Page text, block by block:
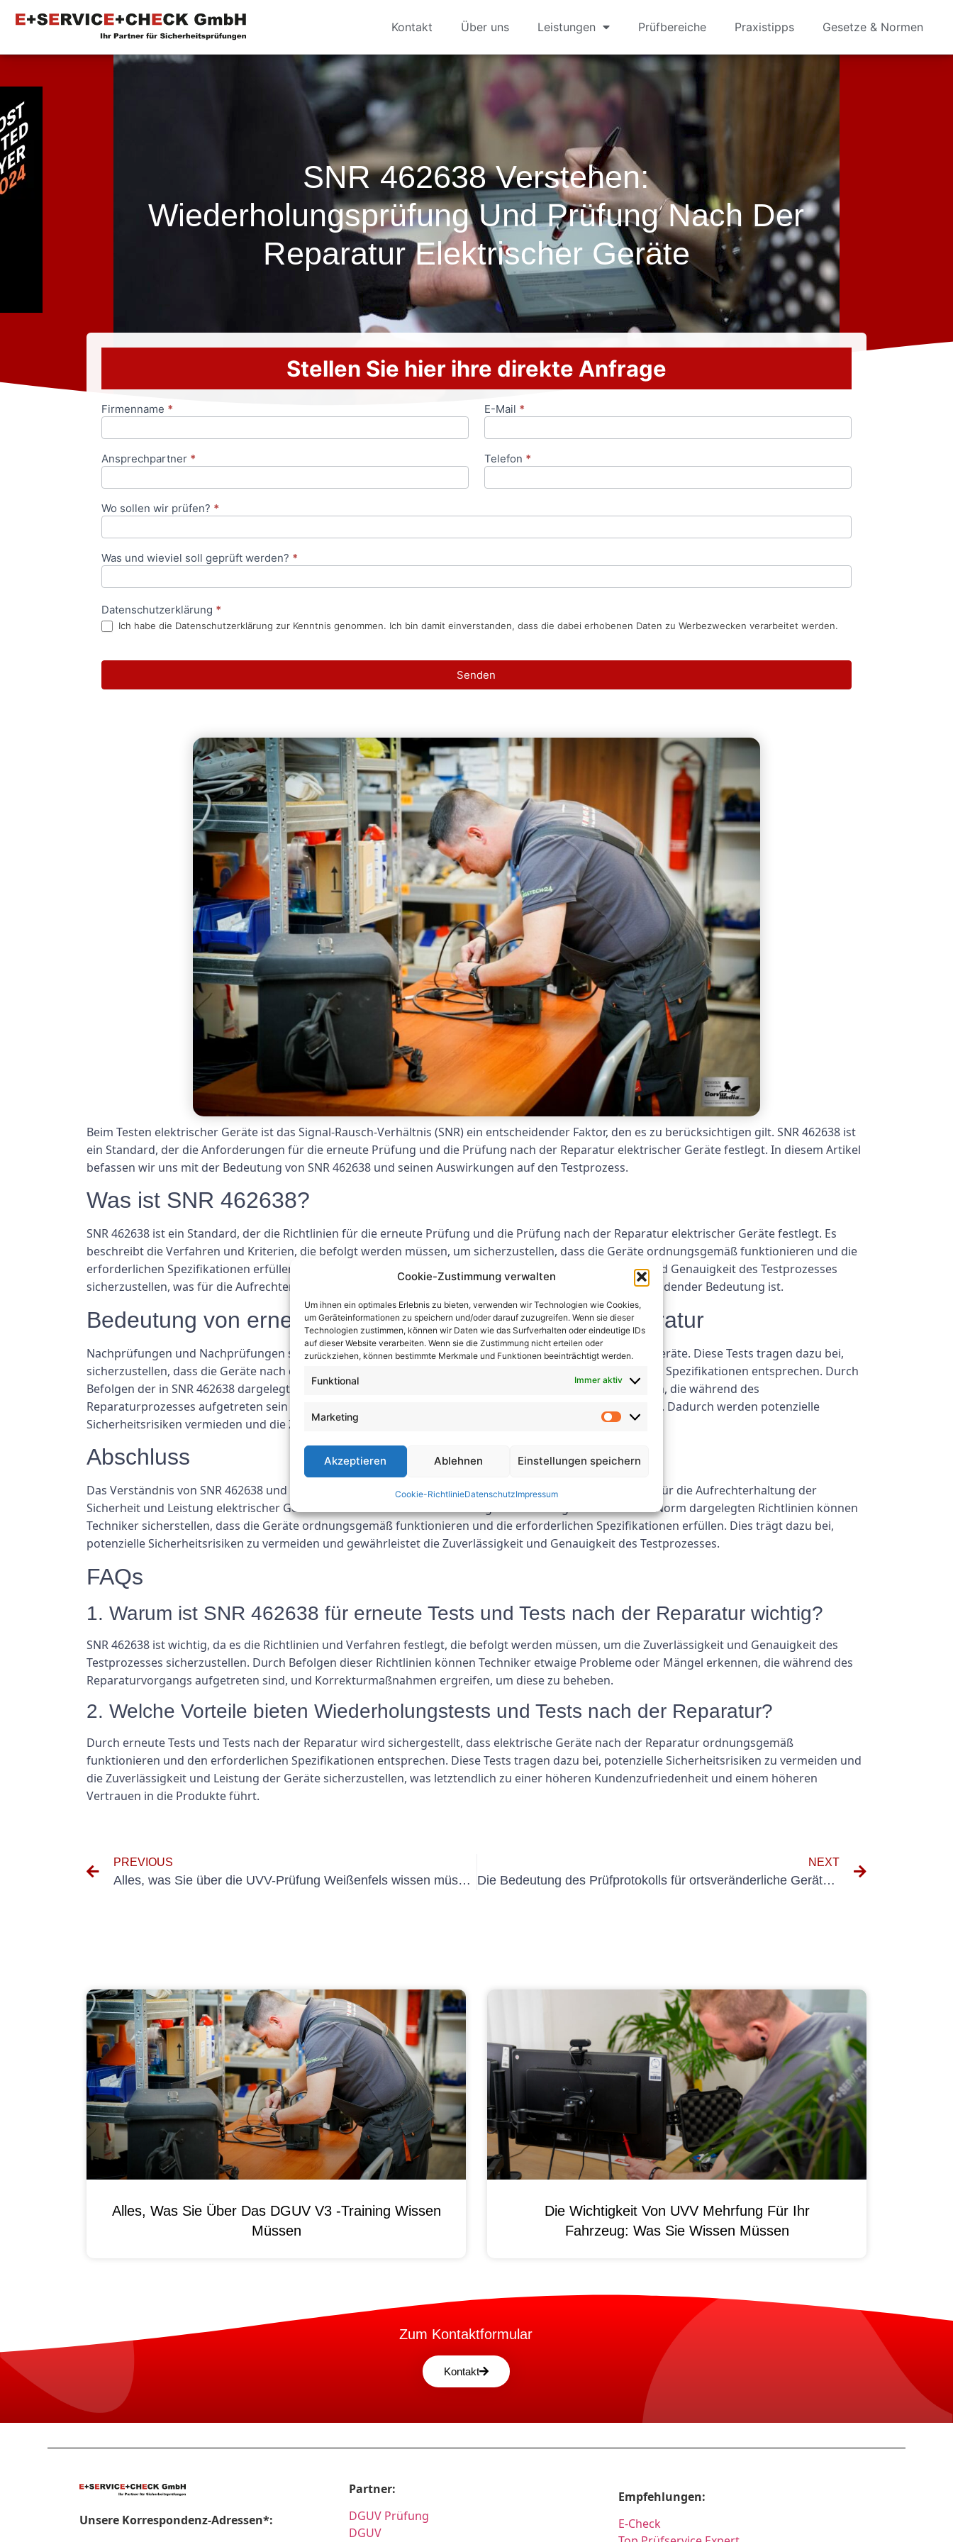
Cookie-Zustimmung verwalten
Um ihnen ein optimales Erlebnis zu bieten, verwenden wir Technologien wie Cookies,
um Geräteinformationen zu speichern und/oder darauf zuzugreifen. Wenn sie dieser
Technologien zustimmen, können wir Daten wie das Surfverhalten oder eindeutige IDs
auf dieser Website verarbeiten. Wenn sie die Zustimmung nicht erteilen oder
zurückziehen, können bestimmte Merkmale und Funktionen beeinträchtigt werden.
Funktional Immer aktiv
Marketing
Akzeptieren Ablehnen Einstellungen speichern
Cookie-RichtlinieDatenschutzImpressum
Kontakt Über uns Leistungen Prüfbereiche Praxistipps Gesetze & Normen
SNR 462638 Verstehen:
Wiederholungsprüfung Und Prüfung Nach Der
Reparatur Elektrischer Geräte
Stellen Sie hier ihre direkte Anfrage
Anfrageformular
Firmenname * E-Mail *
Ansprechpartner * Telefon *
Wo sollen wir prüfen? *
Was und wieviel soll geprüft werden? *
Datenschutzerklärung *
Ich habe die Datenschutzerklärung zur Kenntnis genommen. Ich bin damit einverstanden, dass die dabei erhobenen Daten zu Werbezwecken verarbeitet werden.
Senden
Beim Testen elektrischer Geräte ist das Signal-Rausch-Verhältnis (SNR) ein entscheidender Faktor, den es zu berücksichtigen gilt. SNR 462638 ist
ein Standard, der die Anforderungen für die erneute Prüfung und die Prüfung nach der Reparatur elektrischer Geräte festlegt. In diesem Artikel
befassen wir uns mit der Bedeutung von SNR 462638 und seinen Auswirkungen auf den Testprozess.
Was ist SNR 462638?
SNR 462638 ist ein Standard, der die Richtlinien für die erneute Prüfung und die Prüfung nach der Reparatur elektrischer Geräte festlegt. Es
beschreibt die Verfahren und Kriterien, die befolgt werden müssen, um sicherzustellen, dass die Geräte ordnungsgemäß funktionieren und die
erforderlichen Spezifikationen erfüllen. SNR 462638 ist wichtig, weil es dazu beiträgt, die Zuverlässigkeit und Genauigkeit des Testprozesses
sicherzustellen, was für die Aufrechterhaltung der Sicherheit und Leistung elektrischer Geräte von entscheidender Bedeutung ist.
Bedeutung von erneuten Tests und Tests nach der Reparatur
Nachprüfungen und Nachprüfungen sind wesentliche Schritte im Qualitätssicherungsprozess für Elektrogeräte. Diese Tests tragen dazu bei,
sicherzustellen, dass die Geräte nach der Reparatur ordnungsgemäß funktionieren und den erforderlichen Spezifikationen entsprechen. Durch
Befolgen der in SNR 462638 dargelegten Richtlinien können Techniker alle Probleme oder Mängel erkennen, die während des
Reparaturprozesses aufgetreten sein könnten, und Korrekturmaßnahmen ergreifen, um diese zu beheben. Dadurch werden potenzielle
Sicherheitsrisiken vermieden und die Zuverlässigkeit und Leistung der Geräte sichergestellt.
Abschluss
Das Verständnis von SNR 462638 und der Bedeutung von erneuten Tests und Tests nach der Reparatur ist für die Aufrechterhaltung der
Sicherheit und Leistung elektrischer Geräte von entscheidender Bedeutung. Durch Befolgen der in dieser Norm dargelegten Richtlinien können
Techniker sicherstellen, dass die Geräte ordnungsgemäß funktionieren und die erforderlichen Spezifikationen erfüllen. Dies trägt dazu bei,
potenzielle Sicherheitsrisiken zu vermeiden und gewährleistet die Zuverlässigkeit und Genauigkeit des Testprozesses.
FAQs
1. Warum ist SNR 462638 für erneute Tests und Tests nach der Reparatur wichtig?
SNR 462638 ist wichtig, da es die Richtlinien und Verfahren festlegt, die befolgt werden müssen, um die Zuverlässigkeit und Genauigkeit des
Testprozesses sicherzustellen. Durch Befolgen dieser Richtlinien können Techniker etwaige Probleme oder Mängel erkennen, die während des
Reparaturvorgangs aufgetreten sind, und Korrekturmaßnahmen ergreifen, um diese zu beheben.
2. Welche Vorteile bieten Wiederholungstests und Tests nach der Reparatur?
Durch erneute Tests und Tests nach der Reparatur wird sichergestellt, dass elektrische Geräte nach der Reparatur ordnungsgemäß
funktionieren und den erforderlichen Spezifikationen entsprechen. Diese Tests tragen dazu bei, potenzielle Sicherheitsrisiken zu vermeiden und
die Zuverlässigkeit und Leistung der Geräte sicherzustellen, was letztendlich zu einer höheren Kundenzufriedenheit und einem höheren
Vertrauen in die Produkte führt.
PREVIOUS
Alles, was Sie über die UVV-Prüfung Weißenfels wissen müssen
NEXT
Die Bedeutung des Prüfprotokolls für ortsveränderliche Geräte in der Arbeitssicherheit
Alles, Was Sie Über Das DGUV V3 -Training Wissen
Müssen
Die Wichtigkeit Von UVV Mehrfung Für Ihr
Fahrzeug: Was Sie Wissen Müssen
Zum Kontaktformular
Kontakt
Unsere Korrespondenz-Adressen*:
Partner:
DGUV Prüfung
DGUV
Empfehlungen:
E-Check